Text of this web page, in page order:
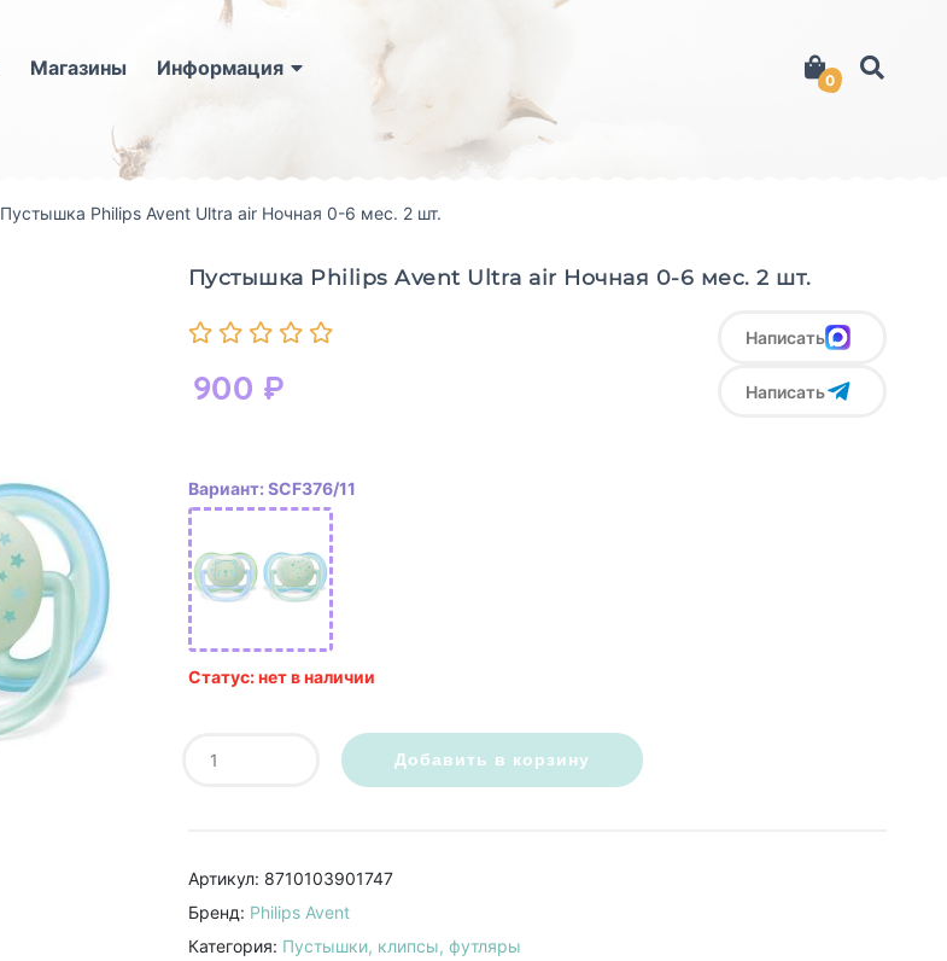
Магазины Информация
0
Пустышка Philips Avent Ultra air Ночная 0-6 мес. 2 шт.
Пустышка Philips Avent Ultra air Ночная 0-6 мес. 2 шт.
900 ₽
Написать
Написать
Вариант: SCF376/11
Статус: нет в наличии
Добавить в корзину
Артикул: 8710103901747
Бренд: Philips Avent
Категория: Пустышки, клипсы, футляры